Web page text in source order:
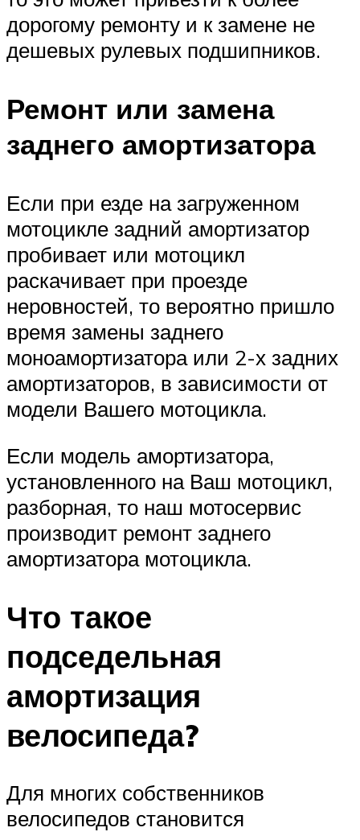
дорогому ремонту и к замене не
дешевых рулевых подшипников.
Ремонт или замена
заднего амортизатора
Если при езде на загруженном
мотоцикле задний амортизатор
пробивает или мотоцикл
раскачивает при проезде
неровностей, то вероятно пришло
время замены заднего
моноамортизатора или 2-х задних
амортизаторов, в зависимости от
модели Вашего мотоцикла.
Если модель амортизатора,
установленного на Ваш мотоцикл,
разборная, то наш мотосервис
производит ремонт заднего
амортизатора мотоцикла.
Что такое
подседельная
амортизация
велосипеда?
Для многих собственников
велосипедов становится